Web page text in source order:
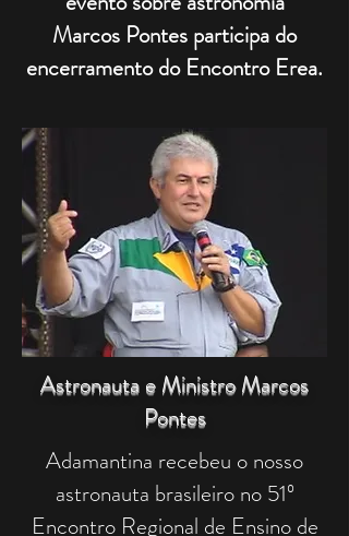
Marcos Pontes participa do
encerramento do Encontro Erea.
Astronauta e Ministro Marcos
Pontes
Adamantina recebeu o nosso
astronauta brasileiro no 51º
Encontro Regional de Ensino de